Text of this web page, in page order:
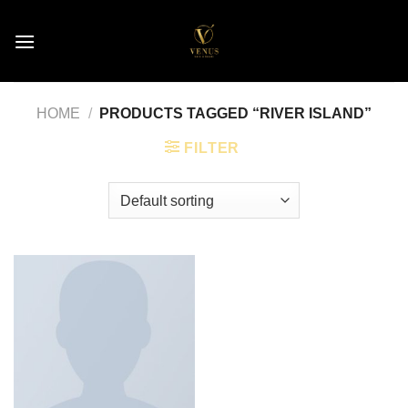
HOME / PRODUCTS TAGGED “RIVER ISLAND”
FILTER